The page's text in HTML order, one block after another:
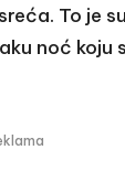
To je
noć